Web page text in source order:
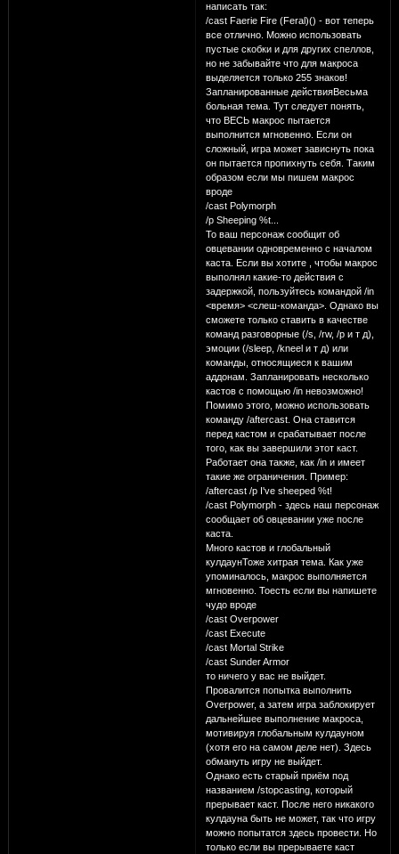
написать так:
/cast Faerie Fire (Feral)() - вот теперь
все отлично. Можно использовать
пустые скобки и для других спеллов,
но не забывайте что для макроса
выделяется только 255 знаков!
Запланированные действияВесьма
больная тема. Тут следует понять,
что ВЕСЬ макрос пытается
выполнится мгновенно. Если он
сложный, игра может зависнуть пока
он пытается пропихнуть себя. Таким
образом если мы пишем макрос
вроде
/cast Polymorph
/p Sheeping %t...
То ваш персонаж сообщит об
овцевании одновременно с началом
каста. Если вы хотите , чтобы макрос
выполнял какие-то действия с
задержкой, пользуйтесь командой /in
<время> <слеш-команда>. Однако вы
сможете только ставить в качестве
команд разговорные (/s, /rw, /p и т д),
эмоции (/sleep, /kneel и т д) или
команды, относящиеся к вашим
аддонам. Запланировать несколько
кастов с помощью /in невозможно!
Помимо этого, можно использовать
команду /aftercast. Она ставится
перед кастом и срабатывает после
того, как вы завершили этот каст.
Работает она также, как /in и имеет
такие же ограничения. Пример:
/aftercast /p I've sheeped %t!
/cast Polymorph - здесь наш персонаж
сообщает об овцевании уже после
каста.
Много кастов и глобальный
кулдаунТоже хитрая тема. Как уже
упоминалось, макрос выполняется
мгновенно. Тоесть если вы напишете
чудо вроде
/cast Overpower
/cast Execute
/cast Mortal Strike
/cast Sunder Armor
то ничего у вас не выйдет.
Провалится попытка выполнить
Overpower, а затем игра заблокирует
дальнейшее выполнение макроса,
мотивируя глобальным кулдауном
(хотя его на самом деле нет). Здесь
обмануть игру не выйдет.
Однако есть старый приём под
названием /stopcasting, который
прерывает каст. После него никакого
кулдауна быть не может, так что игру
можно попытатся здесь провести. Но
только если вы прерываете каст